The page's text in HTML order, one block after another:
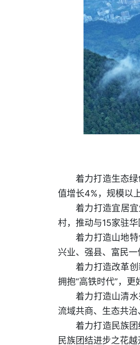
着力打造生态
值增长4%，规模以
着力打造宜居
村，推动与15家驻
着力打造山地
兴业、强县、富民一
着力打造改革
拥抱“高铁时代”，
着力打造山清
流域共商、生态共
着力打造民族
民族团结进步之花越